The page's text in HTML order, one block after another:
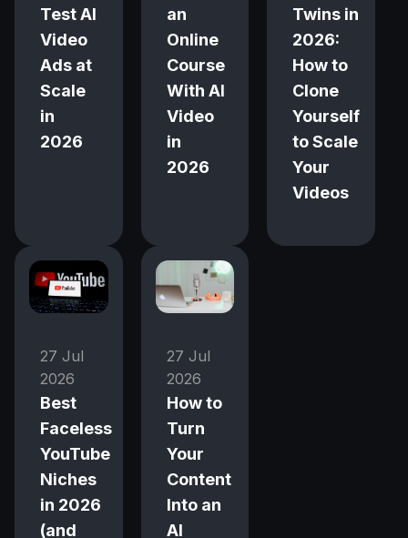
Test AI
Video
Ads at
Scale
in
2026
an
Online
Course
With AI
Video
in
2026
Twins in
2026:
How to
Clone
Yourself
to Scale
Your
Videos
27 Jul
2026
Best
Faceless
YouTube
Niches
in 2026
(and
27 Jul
2026
How to
Turn
Your
Content
Into an
AI